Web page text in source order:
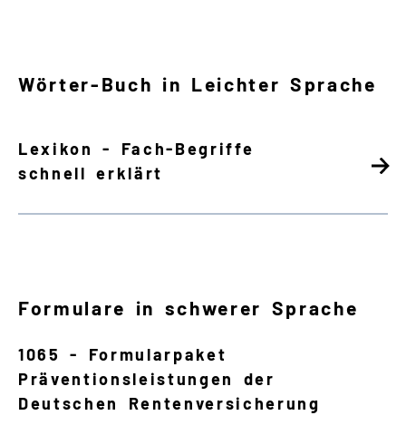
Wörter-Buch in Leichter Sprache
Lexikon - Fach-Begriffe
schnell erklärt
Formulare in schwerer Sprache
1065 - Formularpaket
Präventionsleistungen der
Deutschen Rentenversicherung